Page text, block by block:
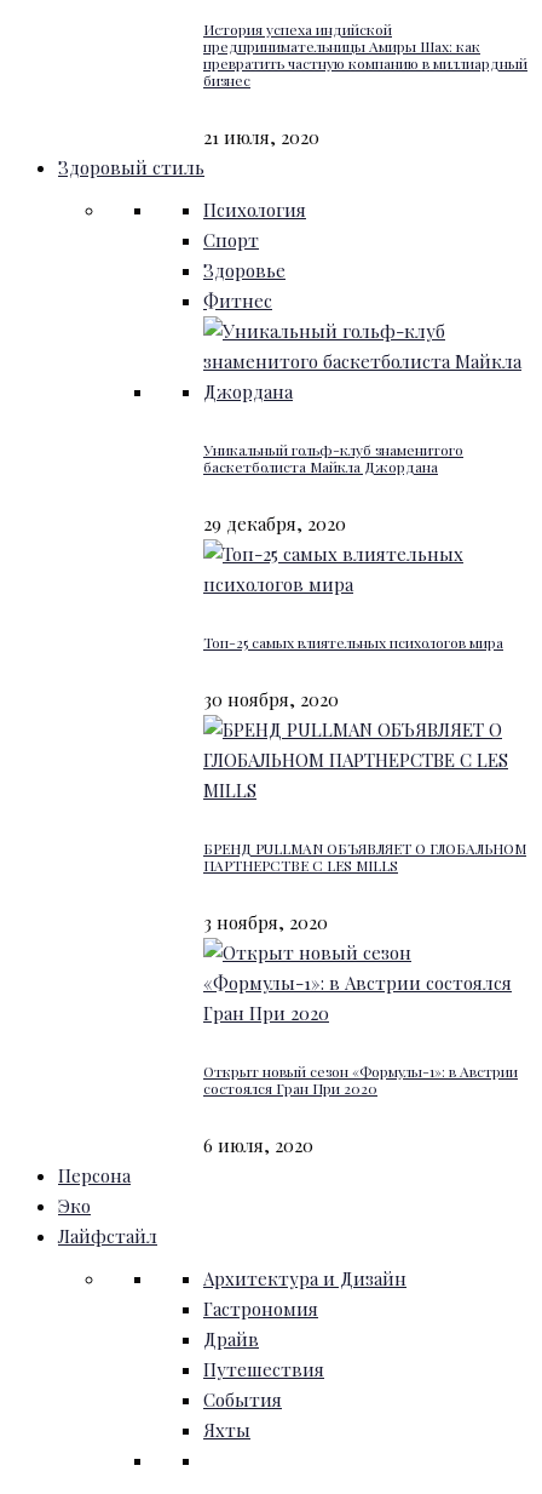
История успеха индийской
предпринимательницы Амиры Шах: как
превратить частную компанию в миллиардный
бизнес
21 июля, 2020
Здоровый стиль
Психология
Спорт
Здоровье
Фитнес
Уникальный гольф-клуб знаменитого
баскетболиста Майкла Джордана
29 декабря, 2020
Топ-25 самых влиятельных психологов мира
30 ноября, 2020
БРЕНД PULLMAN ОБЪЯВЛЯЕТ О ГЛОБАЛЬНОМ
ПАРТНЕРСТВЕ С LES MILLS
3 ноября, 2020
Открыт новый сезон «Формулы-1»: в Австрии
состоялся Гран При 2020
6 июля, 2020
Персона
Эко
Лайфстайл
Архитектура и Дизайн
Гастрономия
Драйв
Путешествия
События
Яхты